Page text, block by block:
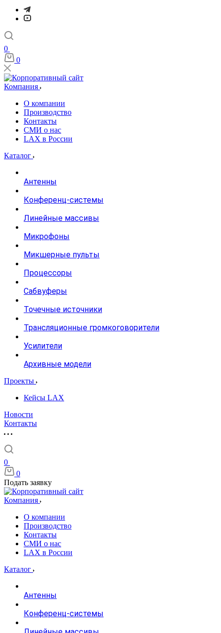
0
0
Компания
О компании
Производство
Контакты
СМИ о нас
LAX в России
Каталог
Антенны
Конференц-системы
Линейные массивы
Микрофоны
Микшерные пульты
Процессоры
Сабвуферы
Точечные источники
Трансляционные громкоговорители
Усилители
Архивные модели
Проекты
Кейсы LAX
Новости
Контакты
0
0
Подать заявку
Компания
О компании
Производство
Контакты
СМИ о нас
LAX в России
Каталог
Антенны
Конференц-системы